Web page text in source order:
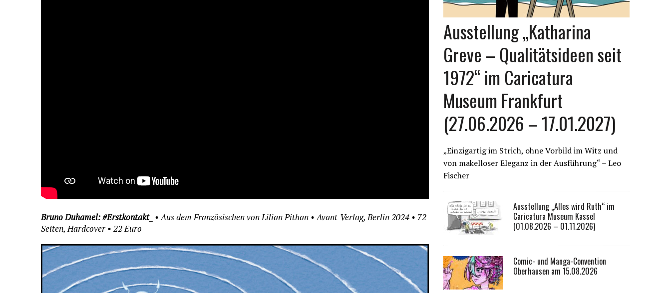
Bruno Duhamel: #Erstkontakt_ • Aus dem Französischen von Lilian Pithan • Avant-Verlag, Berlin 2024 • 72
Seiten, Hardcover • 22 Euro
Ausstellung „Katharina
Greve – Qualitätsideen seit
1972“ im Caricatura
Museum Frankfurt
(27.06.2026 – 17.01.2027)
„Einzigartig im Strich, ohne Vorbild im Witz und
von makelloser Eleganz in der Ausführung“ – Leo
Fischer
Ausstellung „Alles wird Ruth“ im
Caricatura Museum Kassel
(01.08.2026 – 01.11.2026)
Comic- und Manga-Convention
Oberhausen am 15.08.2026